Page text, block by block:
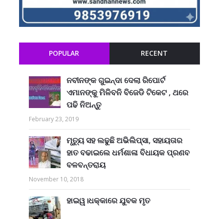
POPULAR RECENT
ନବୀନଙ୍କ ଗୁଇନ୍ଦା ଦେଲା ରିପୋର୍ଟ
ଏମାନଙ୍କୁ ମିଳିବନି ବିଜେଡି ଟିକେଟ , ଥରେ
ପଢି ନିଅନ୍ତୁ
February 23, 2019
ମୃତ୍ୟୁ ସହ ଲଢୁଛି ଅଭିଲିପ୍ସା, ସହାୟତାର
ହାତ ବଢାଇଲେ ଧର୍ମଶାଳା ବିଧାୟକ ପ୍ରଣବ
ବଳବନ୍ତରାୟ
November 10, 2018
ହାଇୱ।ଧକ୍କାରେ ଯୁବକ ମୃତ